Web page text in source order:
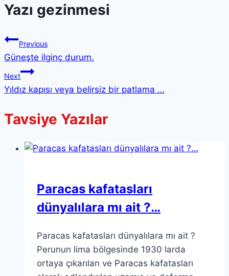
Yazı gezinmesi
Previous
Güneşte ilginç durum.
Next
Yıldız kapısı veya belirsiz bir patlama …
Tavsiye Yazılar
Paracas kafatasları
dünyalılara mı ait ?…
Paracas kafatasları dünyalılara mı ait ?
Perunun lima bölgesinde 1930 larda
ortaya çıkarılan ve Paracas kafatasları